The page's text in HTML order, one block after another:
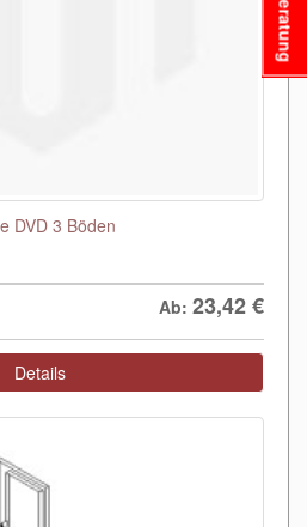
DVD 3 Böden
Ab: 23,42€
Details
Beratung